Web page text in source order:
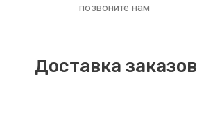
позвоните нам
Доставка заказов